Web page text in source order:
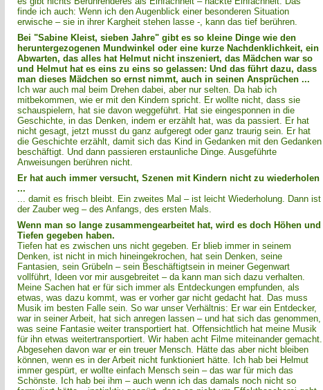
finde ich auch: Wenn ich den Augenblick einer besonderen Situation
erwische – sie in ihrer Kargheit stehen lasse -, kann das tief berühren.
Bei "Sabine Kleist, sieben Jahre" gibt es so kleine Dinge wie den
heruntergezogenen Mundwinkel oder eine kurze Nachdenklichkeit, ein
Abwarten, das alles hat Helmut nicht inszeniert, das Mädchen war so
und Helmut hat es eins zu eins so gelassen: Und das führt dazu, dass
man dieses Mädchen so ernst nimmt, auch in seinen Ansprüchen ...
Ich war auch mal beim Drehen dabei, aber nur selten. Da hab ich
mitbekommen, wie er mit den Kindern spricht. Er wollte nicht, dass sie
schauspielern, hat sie davon weggeführt. Hat sie eingesponnen in die
Geschichte, in das Denken, indem er erzählt hat, was da passiert. Er hat
nicht gesagt, jetzt musst du ganz aufgeregt oder ganz traurig sein. Er hat
die Geschichte erzählt, damit sich das Kind in Gedanken mit den Gedanken
beschäftigt. Und dann passieren erstaunliche Dinge. Ausgeführte
Anweisungen berühren nicht.
Er hat auch immer versucht, Szenen mit Kindern nicht zu wiederholen
...
... damit es frisch bleibt. Ein zweites Mal – ist leicht Wiederholung. Dann ist
der Zauber weg – des Anfangs, des ersten Mals.
Wenn man so lange zusammengearbeitet hat, wird es doch Höhen und
Tiefen gegeben haben.
Tiefen hat es zwischen uns nicht gegeben. Er blieb immer in seinem
Denken, ist nicht in mich hineingekrochen, hat sein Denken, seine
Fantasien, sein Grübeln – sein Beschäftigtsein in meiner Gegenwart
vollführt, Ideen vor mir ausgebreitet – da kann man sich dazu verhalten.
Meine Sachen hat er für sich immer als Entdeckungen empfunden, als
etwas, was dazu kommt, was er vorher gar nicht gedacht hat. Das muss
Musik im besten Falle sein. So war unser Verhältnis: Er war ein Entdecker,
war in seiner Arbeit, hat sich anregen lassen – und hat sich das genommen,
was seine Fantasie weiter transportiert hat. Offensichtlich hat meine Musik
für ihn etwas weitertransportiert. Wir haben acht Filme miteinander gemacht.
Abgesehen davon war er ein treuer Mensch. Hätte das aber nicht bleiben
können, wenn es in der Arbeit nicht funktioniert hätte. Ich hab bei Helmut
immer gespürt, er wollte einfach Mensch sein – das war für mich das
Schönste. Ich hab bei ihm – auch wenn ich das damals noch nicht so